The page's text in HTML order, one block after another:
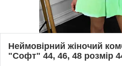
Неймовірний жіночий
"Софт" 44, 46, 48 розмір